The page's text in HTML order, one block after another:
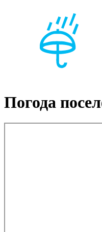
Погода